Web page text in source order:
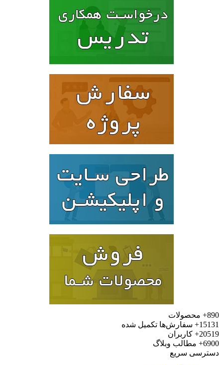
محصولات
سفارش‌ها تکمیل شده
کاربران
مطالب وبلاگ
سریع